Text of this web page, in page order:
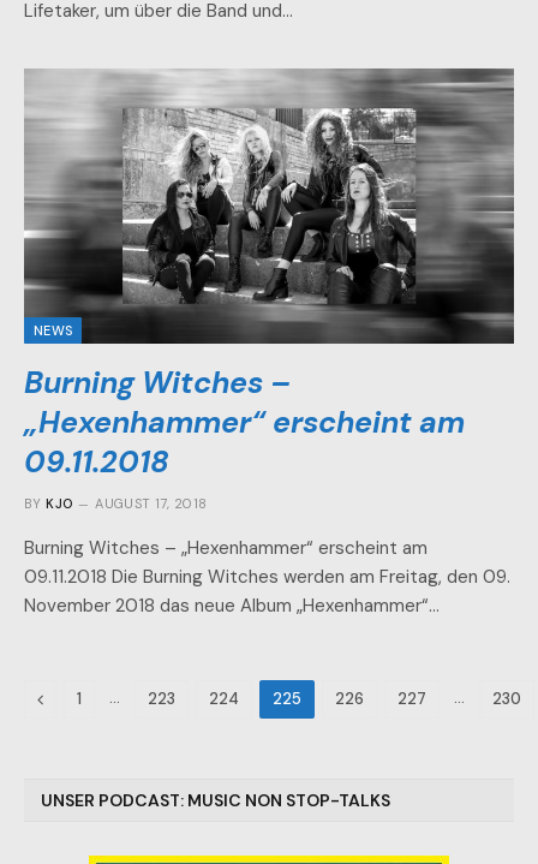
Lifetaker, um über die Band und…
NEWS
Burning Witches –
„Hexenhammer“ erscheint am
09.11.2018
BY KJO AUGUST 17, 2018
Burning Witches – „Hexenhammer“ erscheint am
09.11.2018 Die Burning Witches werden am Freitag, den 09.
November 2018 das neue Album „Hexenhammer“…
Previous
1 … 223 224 225 226 227 … 230
UNSER PODCAST: MUSIC NON STOP-TALKS